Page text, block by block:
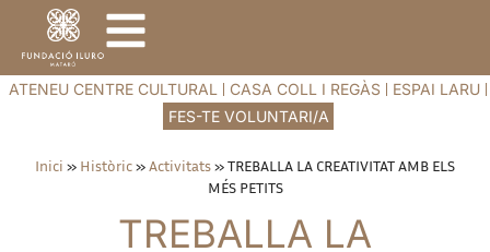
ATENEU CENTRE CULTURAL CASA COLL I REGÀS
ESPAI LARU
FES-TE VOLUNTARI/A
Inici » Històric»Activitats»TREBALLA LA CREATIVITAT AMB ELS
MÉS PETITS
TREBALLA LA